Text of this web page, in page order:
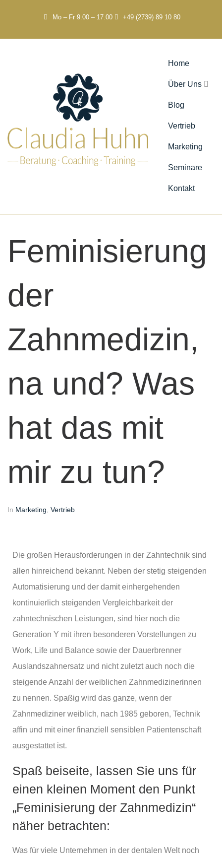
Mo – Fr 9.00 – 17.00 +49 (2739) 89 10 80
Home
Über Uns
Blog
Vertrieb
Marketing
Seminare
Kontakt
Feminisierung
der
Zahnmedizin,
na und? Was
hat das mit
mir zu tun?
In Marketing Vertrieb
Die großen Herausforderungen in der Zahntechnik sind
allen hinreichend bekannt. Neben der stetig steigenden
Automatisierung und der damit einhergehenden
kontinuierlich steigenden Vergleichbarkeit der
zahntechnischen Leistungen, sind hier noch die
Generation Y mit ihren besonderen Vorstellungen zu
Work, Life und Balance sowie der Dauerbrenner
Auslandszahnersatz und nicht zuletzt auch noch die
steigende Anzahl der weiblichen Zahnmedizinerinnen
zu nennen. Spaßig wird das ganze, wenn der
Zahnmediziner weiblich, nach 1985 geboren, Technik
affin und mit einer finanziell sensiblen Patientenschaft
ausgestattet ist.
Spaß beiseite, lassen Sie uns für
einen kleinen Moment den Punkt
„Feminisierung der Zahnmedizin“
näher betrachten:
Was für viele Unternehmen in der dentalen Welt noch